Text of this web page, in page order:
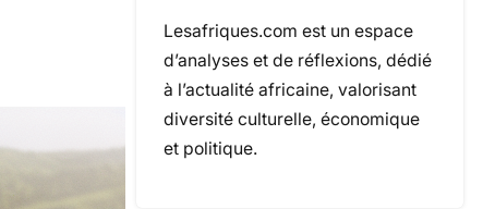
Lesafriques.com est un espace
d’analyses et de réflexions, dédié
à l’actualité africaine, valorisant
diversité culturelle, économique
et politique.